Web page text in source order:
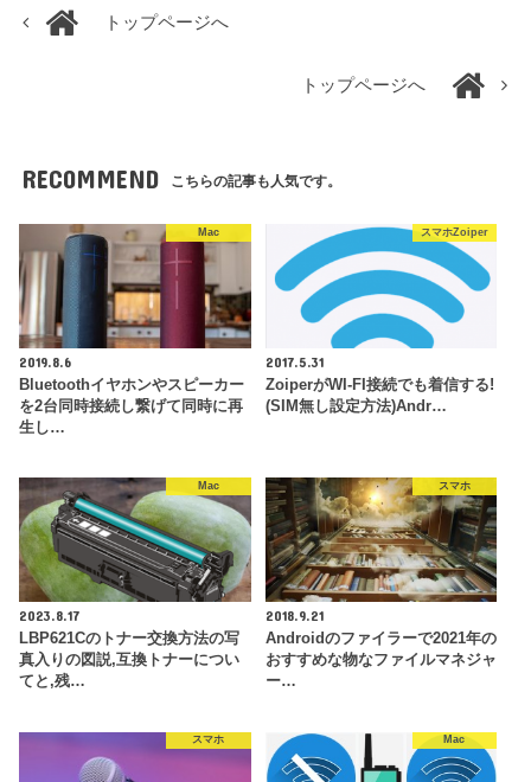
トップページへ
トップページへ
RECOMMEND こちらの記事も人気です。
Mac
2019.8.6
Bluetoothイヤホンやスピーカー
を2台同時接続し繋げて同時に再
生し…
スマホZoiper
2017.5.31
ZoiperがWI-FI接続でも着信する!
(SIM無し設定方法)Andr…
Mac
2023.8.17
LBP621Cのトナー交換方法の写
真入りの図説,互換トナーについ
てと,残…
スマホ
2018.9.21
Androidのファイラーで2021年の
おすすめな物なファイルマネジャ
ー…
スマホ Mac